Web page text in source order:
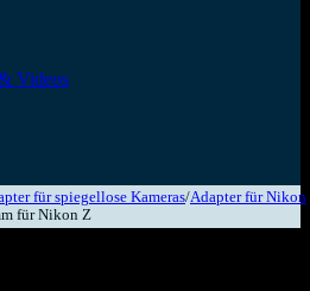
Videos
für spiegellose Kameras/Adapter für Nikon
für Nikon Z